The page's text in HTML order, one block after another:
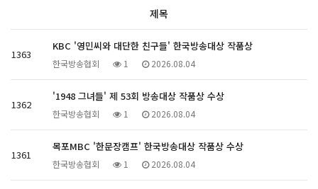
제목
1363
KBC '영민씨와 대단한 친구들' 한국방송대상 작품상
한국방송협회 1 2026.08.04
1362
'1948 그녀들' 제 53회 방송대상 작품상 수상
한국방송협회 1 2026.08.04
1361
목포MBC '한문장캠프' 한국방송대상 작품상 수상
한국방송협회 1 2026.08.04